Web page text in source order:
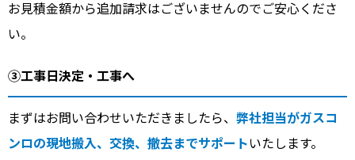
お見積金額から追加請求はございませんのでご安心くださ
い。
③工事日決定・工事へ
まずはお問い合わせいただきましたら、 弊社担当がガスコ
ンロの現地搬入、交換、撤去までサポート いたします。